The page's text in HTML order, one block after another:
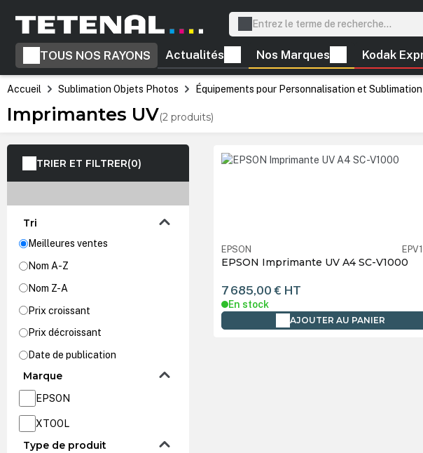
Passer à la navigation principale
TOUS NOS RAYONS Actualités Nos Marques Kodak
Accueil Sublimation Objets Photos Équipements pour Personnalisation et Sublimation
Imprimantes UV(2 produits)
TRIER ET FILTRER(0)
Tri
Meilleures ventes
Nom A-Z
Nom Z-A
Prix croissant
Prix décroissant
Date de publication
Marque
EPSON
XTOOL
Type de produit
EPSON
EPSON Imprimante UV A4 SC-V1000
7 685,00 € HT
En stock
AJOUTER AU PANIER